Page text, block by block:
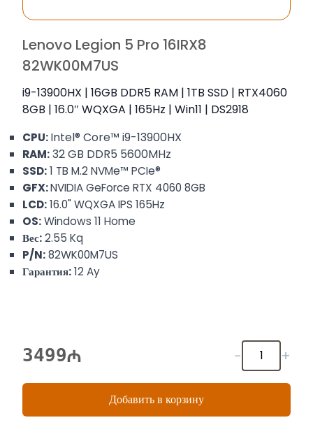
Lenovo Legion 5 Pro 16IRX8
82WK00M7US
i9-13900HX | 16GB DDR5 RAM | 1TB SSD | RTX4060
8GB | 16.0″ WQXGA | 165Hz | Win11 | DS2918
CPU:Intel® Core™ i9-13900HX
RAM:32 GB DDR5 5600MHz
SSD:1 TB M.2 NVMe™ PCIe®
GFX:NVIDIA GeForce RTX 4060 8GB
LCD:16.0" WQXGAIPS 165Hz
OS:Windows 11 Home
Вес:2.55 Kq
P/N:82WK00M7US
Гарантия:12 Ay
3499 - +
Добавить в корзину